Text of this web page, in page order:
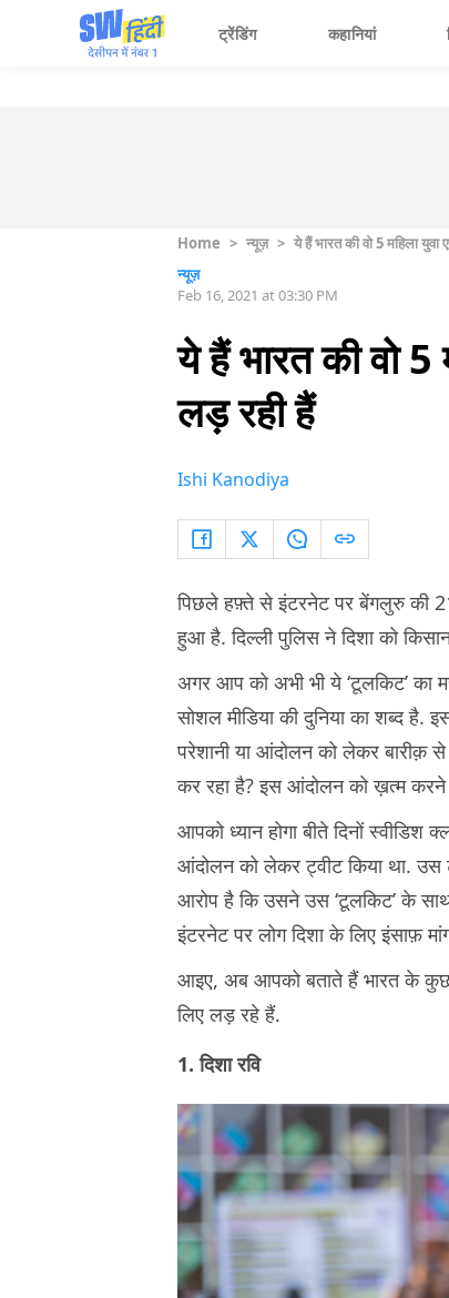
ट्रेंडिंग कहानियां
Home > न्यूज़ > ये हैं भारत की वो 5 महिला
न्यूज़
Feb 16, 2021 at 03:30 PM
ये हैं भारत की वो 5
लड़ रही हैं
Ishi Kanodiya
पिछले हफ़्ते से इंटरनेट पर बेंगलुरु की 21
हुआ है. दिल्ली पुलिस ने दिशा को
अगर आप को अभी भी ये ‘टूलकिट’ का
सोशल मीडिया की दुनिया का शब्द
परेशानी या आंदोलन को लेकर बारीक़ से
कर रहा है? इस आंदोलन को ख़त्म करने
आपको ध्यान होगा बीते दिनों
आंदोलन को लेकर ट्वीट किया था. उस
आरोप है कि उसने उस ‘टूलकिट’ के
इंटरनेट पर लोग दिशा के लिए इंसाफ़
आइए, अब आपको बताते हैं भारत के
लिए लड़ रहे हैं.
1. दिशा रवि